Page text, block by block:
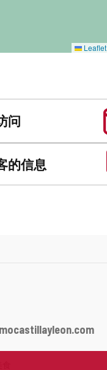
Leaflet
问
的信息